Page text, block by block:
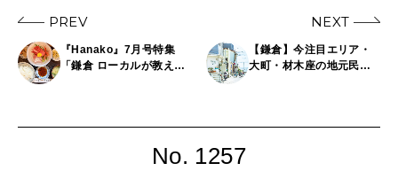
PREV
『Hanako』7月号特集
「鎌倉 ローカルが教えて
NEXT
【鎌倉】今注目エリア・
大町・材木座の地元民が
No. 1257